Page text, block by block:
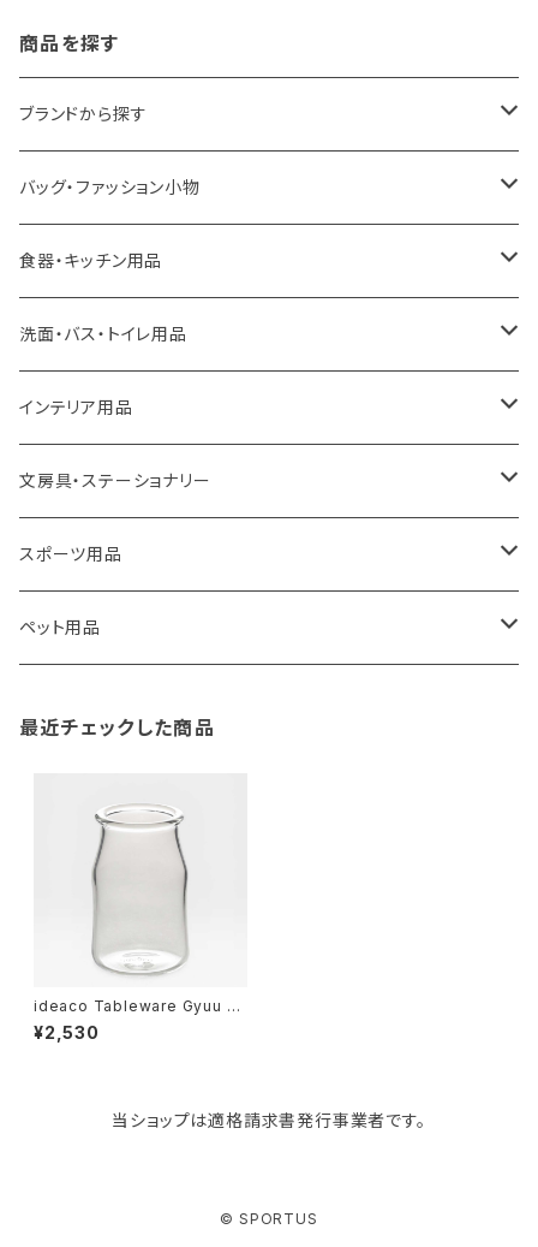
商品を探す
ブランドから探す
LOQI
ideaco
a.depeche
ROOTOTE
100percent
藤田金属
TG
バッグ・ファッション小物
エコバッグ
アクセサリー
トートバッグ
保冷バッグ
リュックサック
ショルダーバッグ
マザーズバッグ
食器・キッチン用品
キッチンラック
キッチンペーパーホルダー
食器・テーブルウェア
ゴミ箱
収納用品
タオルハンガー
洗面・バス・トイレ用品
洗面用品
掃除・洗濯用品
トイレ用品
バス用品
インテリア用品
アイロン台
アクセサリー収納
ウェットティッシュケース
文房具・ステーショナリー
筆記具・ペン
ノート
スポーツ用品
卓球用品
ペット用品
最近チェックした商品
ideaco Tableware Gyuu S
イデアコ ギュウ 牛乳瓶 グラス
クリア
¥2,530
当ショップは適格請求書発行事業者です。
© SPORTUS